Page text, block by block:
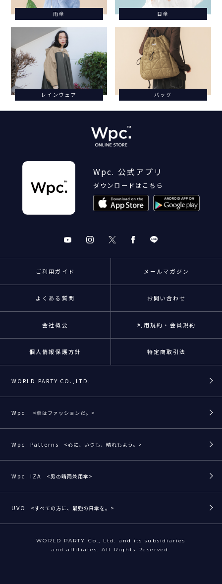
雨傘 日傘
レインウェア バッグ
Wpc. 公式アプリ
ダウンロードはこちら
ご利用ガイド メールマガジン
よくある質問 お問い合わせ
会社概要 利用規約・会員規約
個人情報保護方針 特定商取引法
WORLD PARTY CO.,LTD.
Wpc. <傘はファッションだ。>
Wpc. Patterns <心に、いつも、晴れもよう。>
Wpc. IZA <男の晴雨兼用傘>
UVO <すべての方に、最強の日傘を。>
WORLD PARTY Co., Ltd. and its subsidiaries
and affiliates. All Rights Reserved.